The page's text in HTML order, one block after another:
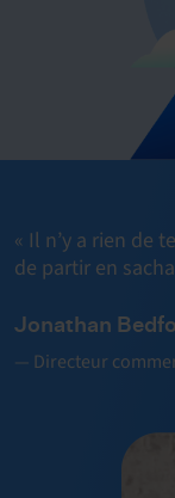
« Il n’y a rien de
de partir en
Jonathan
— Directeur